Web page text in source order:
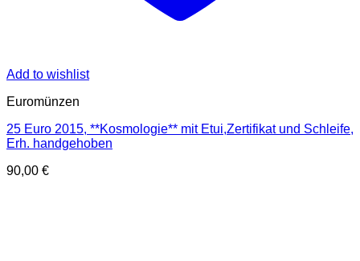
Add to wishlist
Euromünzen
25 Euro 2015, **Kosmologie** mit Etui,Zertifikat und Schleife,
Erh. handgehoben
90,00 €